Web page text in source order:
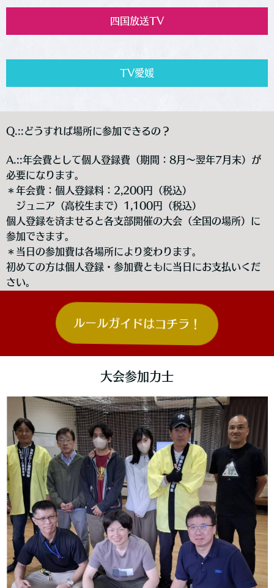
四国放送TV
TV愛媛
Q.::どうすれば場所に参加できるの？
A.::年会費として個人登録費（期間：8月～翌年7月末）が
必要になります。
＊年会費：個人登録料：2,200円（税込）
ジュニア（高校生まで）1,100円（税込）
個人登録を済ませると各支部開催の大会（全国の場所）に
参加できます。
＊当日の参加費は各場所により変わります。
初めての方は個人登録・参加費ともに当日にお支払いくだ
さい。
ルールガイドはコチラ！
大会参加力士